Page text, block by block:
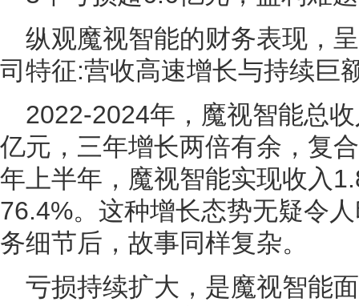
纵观魔视智能的财务表现，
司特征:营收高速增长与持续巨
2022-2024年，魔视智能总
亿元，三年增长两倍有余，复
年上半年，魔视智能实现收入
76.4%。这种增长态势无疑令
务细节后，故事同样复杂。
亏损持续扩大，是魔视智能